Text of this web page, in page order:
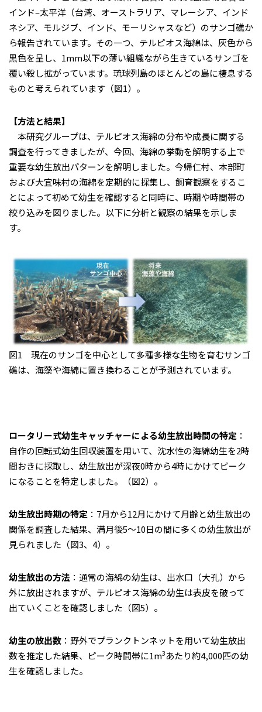
インド–太平洋（台湾、オーストラリア、マレーシア、インド
ネシア、モルジブ、インド、モーリシャスなど）のサンゴ礁か
ら報告されています。その一つ、テルピオス海綿は、灰色から
黒色を呈し、1mm以下の薄い組織ながら生きているサンゴを
覆い殺し拡がっています。琉球列島のほとんどの島に棲息する
ものと考えられています（図1）。
【方法と結果】
本研究グループは、テルピオス海綿の分布や成長に関する
調査を行ってきましたが、今回、海綿の挙動を解明する上で
重要な幼生放出パターンを解明しました。今帰仁村、本部町
および大宜味村の海綿を定期的に採集し、飼育観察をするこ
とによって初めて幼生を確認すると同時に、時期や時間帯の
絞り込みを図りました。以下に分析と観察の結果を示しま
す。
図1 現在のサンゴを中心として多種多様な生物を育むサンゴ
礁は、海藻や海綿に置き換わることが予測されています。
ロータリー式幼生キャッチャーによる幼生放出時間の特定 ：
自作の回転式幼生回収装置を用いて、沈水性の海綿幼生を2時
間おきに採取し、幼生放出が深夜0時から4時にかけてピーク
になることを特定しました。（図2）。
幼生放出時期の特定 ：7月から12月にかけて月齢と幼生放出の
関係を調査した結果、満月後5～10日の間に多くの幼生放出が
見られました（図3、4）。
幼生放出の方法 ：通常の海綿の幼生は、出水口（大孔）から
外に放出されますが、テルピオス海綿の幼生は表皮を破って
出ていくことを確認しました（図5）。
幼生の放出数 ：野外でプランクトンネットを用いて幼生放出
数を推定した結果、ピーク時間帯に1m3あたり約4,000匹の幼
生を確認しました。